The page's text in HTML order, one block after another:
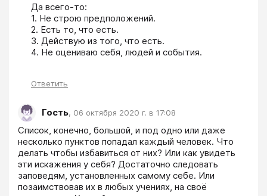
Да всего-то:
1. Не строю предположений.
2. Есть то, что есть.
3. Действую из того, что есть.
4. Не оцениваю себя, людей и события.
Ответить
Гость, 06 октября 2020 г. в 17:08
Список, конечно, большой, и под одно или даже
несколько пунктов попадал каждый человек. Что
делать чтобы избавиться от них? Или как увидеть
эти искажения у себя? Достаточно следовать
заповедям, установленных самому себе. Или
позаимствовав их в любых учениях, на своё